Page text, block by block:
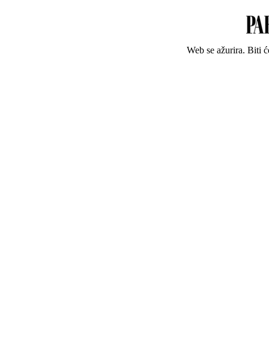
Web se ažurira. Biti